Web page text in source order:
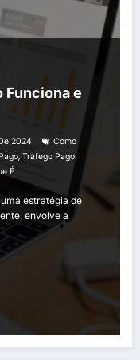
Funciona e
2024
Como
, Tráfego Pago
É
estratégia de
envolve a